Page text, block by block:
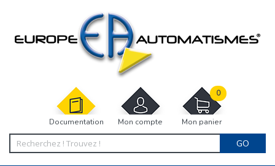
Documentation Mon compte Mon panier
0
GO